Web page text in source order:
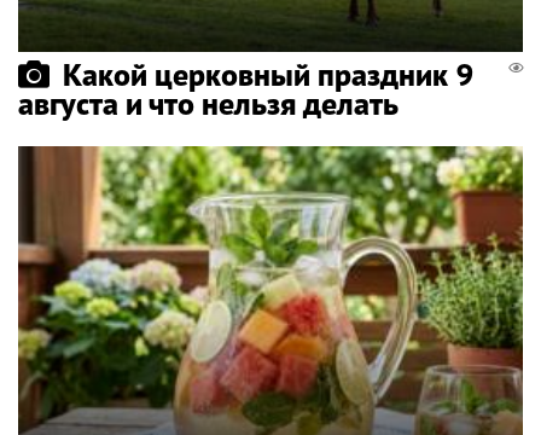
Какой церковный праздник 9
августа и что нельзя делать